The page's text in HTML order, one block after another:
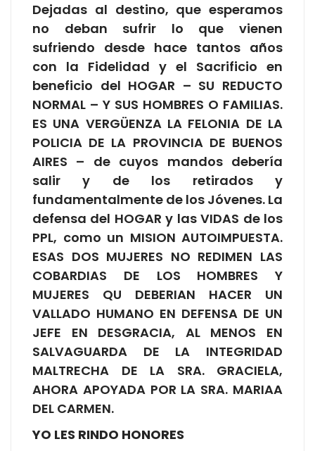
Dejadas al destino, que esperamos
no deban sufrir lo que vienen
sufriendo desde hace tantos años
con la Fidelidad y el Sacrificio en
beneficio del HOGAR – SU REDUCTO
NORMAL – Y SUS HOMBRES O FAMILIAS.
ES UNA VERGÜENZA LA FELONIA DE LA
POLICIA DE LA PROVINCIA DE BUENOS
AIRES – de cuyos mandos debería
salir y de los retirados y
fundamentalmente de los Jóvenes. La
defensa del HOGAR y las VIDAS de los
PPL, como un MISION AUTOIMPUESTA.
ESAS DOS MUJERES NO REDIMEN LAS
COBARDIAS DE LOS HOMBRES Y
MUJERES QU DEBERIAN HACER UN
VALLADO HUMANO EN DEFENSA DE UN
JEFE EN DESGRACIA, AL MENOS EN
SALVAGUARDA DE LA INTEGRIDAD
MALTRECHA DE LA SRA. GRACIELA,
AHORA APOYADA POR LA SRA. MARIAA
DEL CARMEN.
YO LES RINDO HONORES